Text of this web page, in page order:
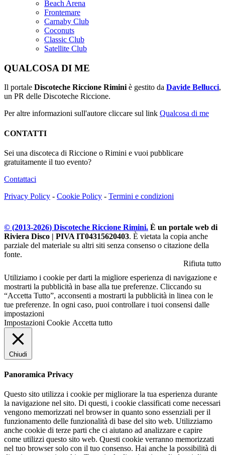
Beach Arena
Frontemare
Carnaby Club
Coconuts
Classic Club
Satellite Club
QUALCOSA DI ME
Il portale Discoteche Riccione Rimini è gestito da Davide Bellucci,
un PR delle Discoteche Riccione.
Per altre informazioni sull'autore cliccare sul link Qualcosa di me
CONTATTI
Sei una discoteca di Riccione o Rimini e vuoi pubblicare
gratuitamente il tuo evento?
Contattaci
Privacy Policy - Cookie Policy - Termini e condizioni
© (2013-2026) Discoteche Riccione Rimini. È un portale web di
Riviera Disco | PIVA IT04315620403. È vietata la copia anche
parziale del materiale su altri siti senza consenso o citazione della
fonte.
Rifiuta tutto
Utiliziamo i cookie per darti la migliore esperienza di navigazione e
mostrarti la pubblicità in base alla tue preferenze. Cliccando su
“Accetta Tutto”, acconsenti a mostrarti la pubblicità in linea con le
tue preferenze. In ogni caso, puoi controllare i tuoi consensi dalle
impostazioni
Impostazioni Cookie Accetta tutto
Chiudi
Panoramica Privacy
Questo sito utilizza i cookie per migliorare la tua esperienza durante
la navigazione nel sito. Di questi, i cookie classificati come necessari
vengono memorizzati nel browser in quanto sono essenziali per il
funzionamento delle funzionalità di base del sito web. Utilizziamo
anche cookie di terze parti che ci aiutano ad analizzare e capire
come utilizzi questo sito web. Questi cookie verranno memorizzati
nel tuo browser solo con il tuo consenso. Hai anche la possibilità di